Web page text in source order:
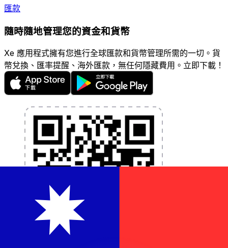
匯款
隨時隨地管理您的資金和貨幣
Xe 應用程式擁有您進行全球匯款和貨幣管理所需的一切。貨
幣兌換、匯率提醒、海外匯款，無任何隱藏費用。立即下載！